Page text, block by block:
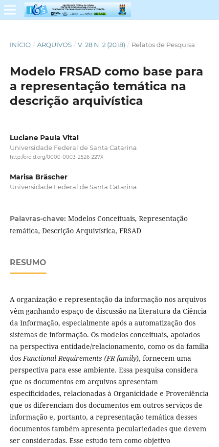
INÍCIO / ARQUIVOS / V. 28 N. 2 (2018) / Relatos de Pesquisa
Modelo FRSAD como base para
a representação temática na
descrição arquivística
Luciane Paula Vital
Universidade Federal de Santa Catarina
http://orcid.org/0000-0003-2526-227X
Marisa Bräscher
Universidade Federal de Santa Catarina
Palavras-chave: Modelos Conceituais, Representação
temática, Descrição Arquivística, FRSAD
RESUMO
A organização e representação da informação nos arquivos
vêm ganhando espaço de discussão na literatura da Ciência
da Informação, especialmente após a automatização dos
sistemas de informação. Os modelos conceituais, apoiados
na perspectiva entidade/relacionamento, como os da família
dosFunctional Requirements (FR family), fornecem uma
perspectiva para esse ambiente. Essa pesquisa considera
que os documentos em arquivos apresentam
especificidades, relacionadas à Organicidade e Proveniência
que os diferenciam dos documentos em outros serviços de
informação e, portanto, a representação temática desses
documentos também apresenta peculariedades que devem
ser consideradas. Esse estudo tem como objetivo